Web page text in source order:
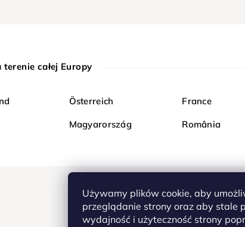
Używamy plików cookie, aby
przeglądanie strony oraz aby stale
wydajność i użyteczność strony
całej Europy
Österreich France
Magyarország România